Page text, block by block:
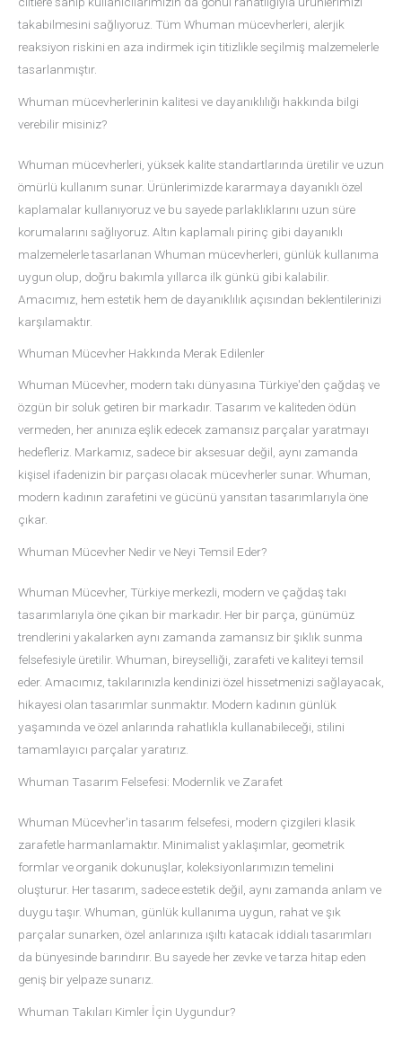
takabilmesini sağlıyoruz. Tüm Whuman mücevherleri, alerjik
reaksiyon riskini en aza indirmek için titizlikle seçilmiş malzemelerle
tasarlanmıştır.
Whuman mücevherlerinin kalitesi ve dayanıklılığı hakkında bilgi
verebilir misiniz?
Whuman mücevherleri, yüksek kalite standartlarında üretilir ve uzun
ömürlü kullanım sunar. Ürünlerimizde kararmaya dayanıklı özel
kaplamalar kullanıyoruz ve bu sayede parlaklıklarını uzun süre
korumalarını sağlıyoruz. Altın kaplamalı pirinç gibi dayanıklı
malzemelerle tasarlanan Whuman mücevherleri, günlük kullanıma
uygun olup, doğru bakımla yıllarca ilk günkü gibi kalabilir.
Amacımız, hem estetik hem de dayanıklılık açısından beklentilerinizi
karşılamaktır.
Whuman Mücevher Hakkında Merak Edilenler
Whuman Mücevher, modern takı dünyasına Türkiye'den çağdaş ve
özgün bir soluk getiren bir markadır. Tasarım ve kaliteden ödün
vermeden, her anınıza eşlik edecek zamansız parçalar yaratmayı
hedefleriz. Markamız, sadece bir aksesuar değil, aynı zamanda
kişisel ifadenizin bir parçası olacak mücevherler sunar. Whuman,
modern kadının zarafetini ve gücünü yansıtan tasarımlarıyla öne
çıkar.
Whuman Mücevher Nedir ve Neyi Temsil Eder?
Whuman Mücevher, Türkiye merkezli, modern ve çağdaş takı
tasarımlarıyla öne çıkan bir markadır. Her bir parça, günümüz
trendlerini yakalarken aynı zamanda zamansız bir şıklık sunma
felsefesiyle üretilir. Whuman, bireyselliği, zarafeti ve kaliteyi temsil
eder. Amacımız, takılarınızla kendinizi özel hissetmenizi sağlayacak,
hikayesi olan tasarımlar sunmaktır. Modern kadının günlük
yaşamında ve özel anlarında rahatlıkla kullanabileceği, stilini
tamamlayıcı parçalar yaratırız.
Whuman Tasarım Felsefesi: Modernlik ve Zarafet
Whuman Mücevher'in tasarım felsefesi, modern çizgileri klasik
zarafetle harmanlamaktır. Minimalist yaklaşımlar, geometrik
formlar ve organik dokunuşlar, koleksiyonlarımızın temelini
oluşturur. Her tasarım, sadece estetik değil, aynı zamanda anlam ve
duygu taşır. Whuman, günlük kullanıma uygun, rahat ve şık
parçalar sunarken, özel anlarınıza ışıltı katacak iddialı tasarımları
da bünyesinde barındırır. Bu sayede her zevke ve tarza hitap eden
geniş bir yelpaze sunarız.
Whuman Takıları Kimler İçin Uygundur?